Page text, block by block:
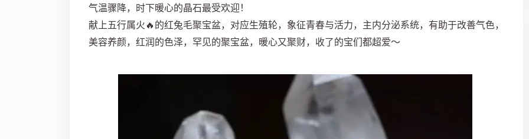
气温骤降，时下暖心的晶石最受欢迎！
献上五行属火🔥的红兔毛聚宝盆，对应生殖轮，象征青春与活力，主内分泌系统，有助于改善气色，
美容养颜，红润的色泽，罕见的聚宝盆，暖心又聚财，收了的宝们都超爱～